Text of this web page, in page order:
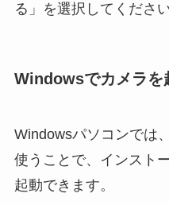
る」を選択してください
Windowsでカメラを
Windowsパソコンでは
使うことで、インスト
起動できます。